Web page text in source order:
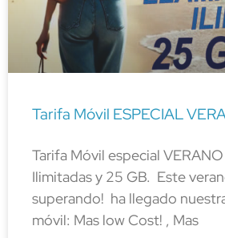
Tarifa Móvil ESPECIAL
Tarifa Móvil especial
Ilimitadas y 25 GB. Este
superando! ha llegado
móvil: Mas low Cost! , Mas